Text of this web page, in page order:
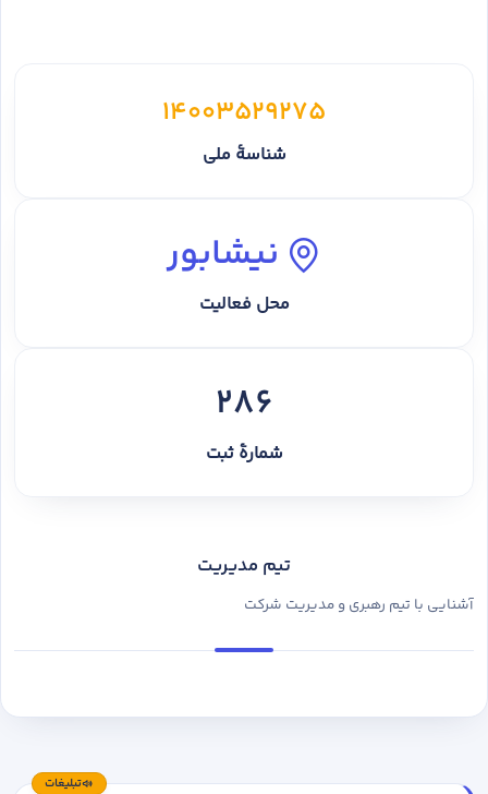
14003529275
شناسهٔ ملی
نیشابور
محل فعالیت
286
شمارهٔ ثبت
تیم مدیریت
آشنایی با تیم رهبری و مدیریت شرکت
تبلیغات